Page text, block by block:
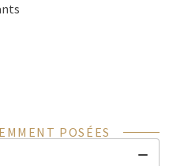
POSÉES